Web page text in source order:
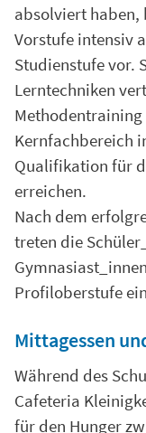
absolviert
Vorstufe intensiv
Studienstufe vor.
Lerntechniken
Kernfachbereich
Qualifikation für
erreichen.
Nach dem
treten die
Profiloberstufe
Mittagessen
Während des
Cafeteria
für den Hunger